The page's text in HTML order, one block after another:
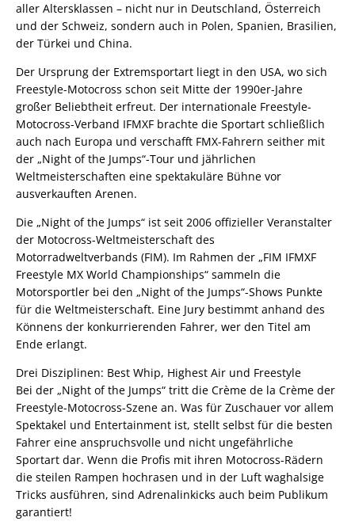
aller Altersklassen – nicht nur in Deutschland, Österreich
und der Schweiz, sondern auch in Polen, Spanien, Brasilien,
der Türkei und China.
Der Ursprung der Extremsportart liegt in den USA, wo sich
Freestyle-Motocross schon seit Mitte der 1990er-Jahre
großer Beliebtheit erfreut. Der internationale Freestyle-
Motocross-Verband IFMXF brachte die Sportart schließlich
auch nach Europa und verschafft FMX-Fahrern seither mit
der „Night of the Jumps“-Tour und jährlichen
Weltmeisterschaften eine spektakuläre Bühne vor
ausverkauften Arenen.
Die „Night of the Jumps“ ist seit 2006 offizieller Veranstalter
der Motocross-Weltmeisterschaft des
Motorradweltverbands (FIM). Im Rahmen der „FIM IFMXF
Freestyle MX World Championships“ sammeln die
Motorsportler bei den „Night of the Jumps“-Shows Punkte
für die Weltmeisterschaft. Eine Jury bestimmt anhand des
Könnens der konkurrierenden Fahrer, wer den Titel am
Ende erlangt.
Drei Disziplinen: Best Whip, Highest Air und Freestyle
Bei der „Night of the Jumps“ tritt die Crème de la Crème der
Freestyle-Motocross-Szene an. Was für Zuschauer vor allem
Spektakel und Entertainment ist, stellt selbst für die besten
Fahrer eine anspruchsvolle und nicht ungefährliche
Sportart dar. Wenn die Profis mit ihren Motocross-Rädern
die steilen Rampen hochrasen und in der Luft waghalsige
Tricks ausführen, sind Adrenalinkicks auch beim Publikum
garantiert!